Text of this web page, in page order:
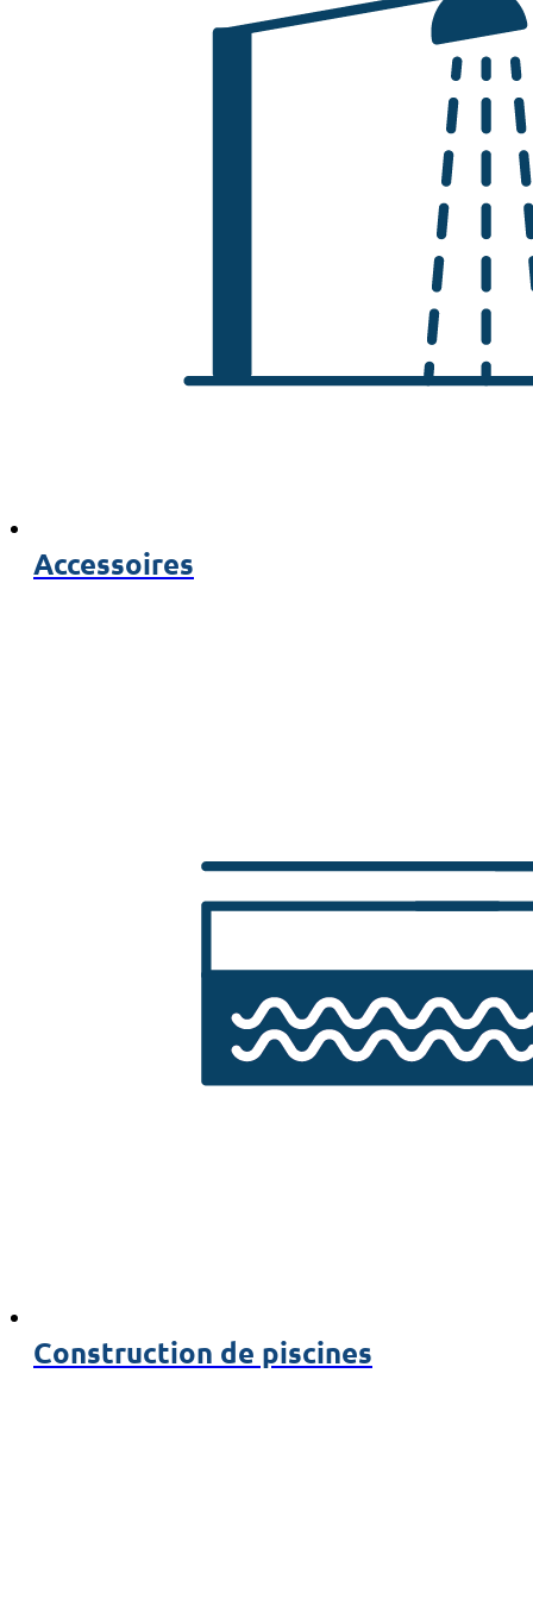
Accessoires
Construction de piscines